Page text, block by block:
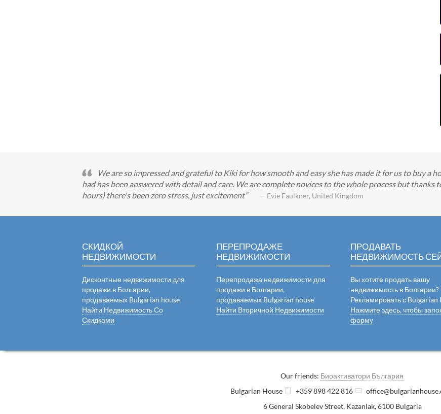
We are so impressed and grateful to Kiki for how smooth and easy she has made it for us to buy a
had has been answered with detail and care. We are complete novices to the whole process but
hours) there's been zero stress, just excitement
— Evie Faulkner, United Kingdom
СКИДКОЙ
НЕДВИЖИМОСТИ
Дисконтные недвижимости для
продажи в Болгарии,
продаваемых Bulgarian house
Найти Недвижимость Со
Скидками
ПЕРЕПРОДАЖЕ
НЕДВИЖИМОСТИ
Перепродажа недвижимости для
продажи в Болгарии,
продаваемых Bulgarian house
Найти Вторичной Недвижимости
ПРОДАВАТЬ
НЕДВИЖИМОСТЬ
Вы хотите продать вашу
недвижимость в Болгарии?
Рекламировать с Bulgarian
Нажмите здесь, чтобы
форму
Our friends: Биоактиватори България
Bulgarian House
+359 898 422 816
6 General Skobelev Street, Kazanlak,6100 Bulgaria